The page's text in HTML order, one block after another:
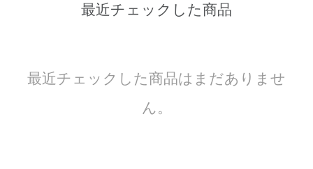
最近チェックした商品
最近チェックした商品はまだありませ
ん。